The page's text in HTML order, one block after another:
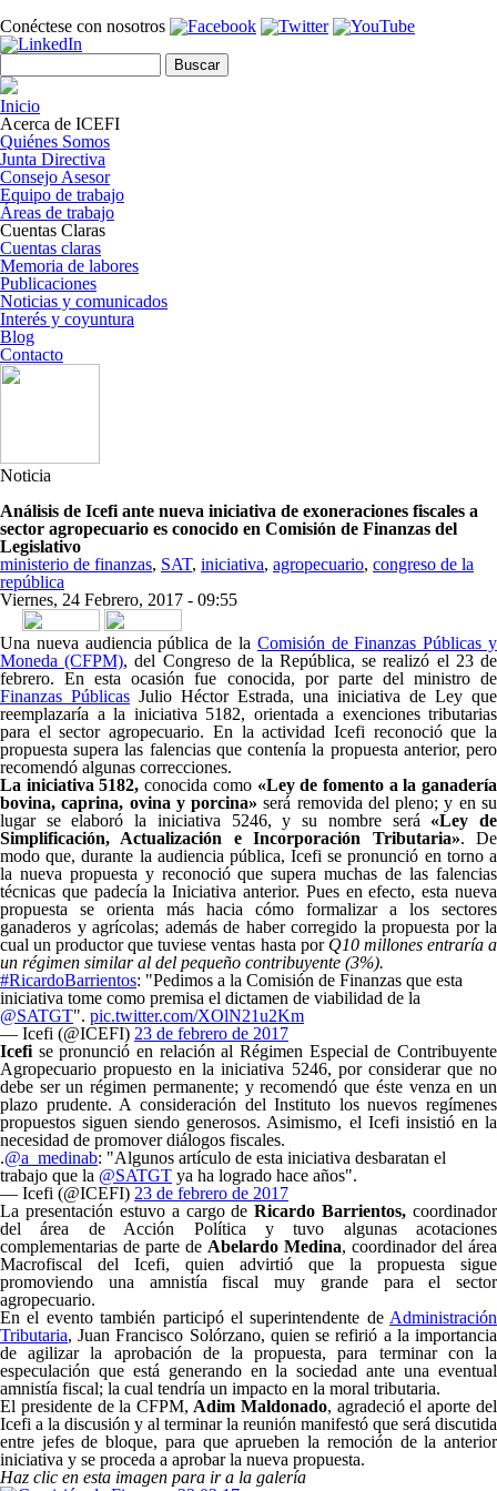
Conéctese con nosotros
Formulario de búsqueda
Inicio
Acerca de ICEFI
Quiénes Somos
Junta Directiva
Consejo Asesor
Equipo de trabajo
Áreas de trabajo
Cuentas Claras
Cuentas claras
Memoria de labores
Publicaciones
Noticias y comunicados
Interés y coyuntura
Blog
Contacto
Noticia
Análisis de Icefi ante nueva iniciativa de exoneraciones fiscales a
sector agropecuario es conocido en Comisión de Finanzas del
Legislativo
ministerio de finanzas, SAT, iniciativa, agropecuario, congreso de la
república
Viernes, 24 Febrero, 2017 - 09:55
Share on Facebook
Tweet Widget
Linkedin Share Button
Una nueva audiencia pública de la Comisión de Finanzas Públicas y
Moneda (CFPM), del Congreso de la República, se realizó el 23 de
febrero. En esta ocasión fue conocida, por parte del ministro de
Finanzas Públicas Julio Héctor Estrada, una iniciativa de Ley que
reemplazaría a la iniciativa 5182, orientada a exenciones tributarias
para el sector agropecuario. En la actividad Icefi reconoció que la
propuesta supera las falencias que contenía la propuesta anterior, pero
recomendó algunas correcciones.
La iniciativa 5182, conocida como«Ley de fomento a la ganadería
bovina, caprina, ovina y porcina» será removida del pleno; y en su
lugar se elaboró la iniciativa 5246, y su nombre será «Ley de
Simplificación, Actualización e Incorporación Tributaria». De
modo que, durante la audiencia pública, Icefi se pronunció en torno a
la nueva propuesta y reconoció que supera muchas de las falencias
técnicas que padecía la Iniciativa anterior. Pues en efecto, esta nueva
propuesta se orienta más hacia cómo formalizar a los sectores
ganaderos y agrícolas; además de haber corregido la propuesta por la
cual un productor que tuviese ventas hasta por Q10 millones entraría a
un régimen similar al del pequeño contribuyente (3%).
#RicardoBarrientos: "Pedimos a la Comisión de Finanzas que esta
iniciativa tome como premisa el dictamen de viabilidad de la
@SATGT". pic.twitter.com/XOlN21u2Km
— Icefi (@ICEFI) 23 de febrero de 2017
Icefi se pronunció en relación al Régimen Especial de Contribuyente
Agropecuario propuesto en la iniciativa 5246, por considerar que no
debe ser un régimen permanente; y recomendó que éste venza en un
plazo prudente. A consideración del Instituto los nuevos regímenes
propuestos siguen siendo generosos. Asimismo, el Icefi insistió en la
necesidad de promover diálogos fiscales.
.@a_medinab: "Algunos artículo de esta iniciativa desbaratan el
trabajo que la @SATGT ya ha logrado hace años".
— Icefi (@ICEFI) 23 de febrero de 2017
La presentación estuvo a cargo de Ricardo Barrientos, coordinador
del área de Acción Política y tuvo algunas acotaciones
complementarias de parte de Abelardo Medina, coordinador del área
Macrofiscal del Icefi, quien advirtió que la propuesta sigue
promoviendo una amnistía fiscal muy grande para el sector
agropecuario.
En el evento también participó el superintendente de Administración
Tributaria, Juan Francisco Solórzano, quien se refirió a la importancia
de agilizar la aprobación de la propuesta, para terminar con la
especulación que está generando en la sociedad ante una eventual
amnistía fiscal; la cual tendría un impacto en la moral tributaria.
El presidente de la CFPM, Adim Maldonado, agradeció el aporte del
Icefi a la discusión y al terminar la reunión manifestó que será discutida
entre jefes de bloque, para que aprueben la remoción de la anterior
iniciativa y se proceda a aprobar la nueva propuesta.
Haz clic en esta imagen para ir a la galería